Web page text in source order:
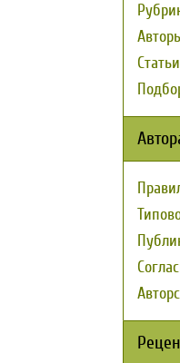
Статьи